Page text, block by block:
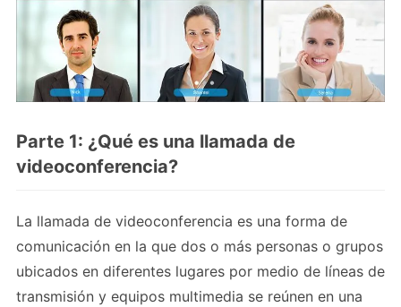
Parte 1: ¿Qué es una llamada de
videoconferencia?
La llamada de videoconferencia es una forma de
comunicación en la que dos o más personas o grupos
ubicados en diferentes lugares por medio de líneas de
transmisión y equipos multimedia se reúnen en una